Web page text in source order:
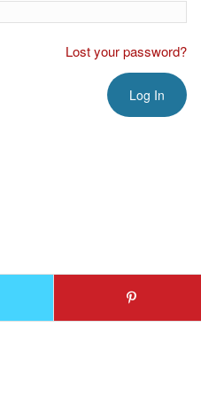
Lost your password?